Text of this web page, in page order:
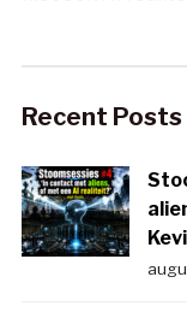
Recent Posts